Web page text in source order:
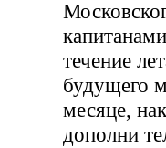
течение
будущего
месяце,
дополни